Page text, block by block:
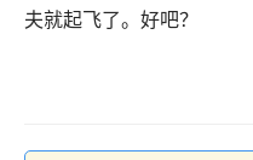
夫就起飞了。好吧？